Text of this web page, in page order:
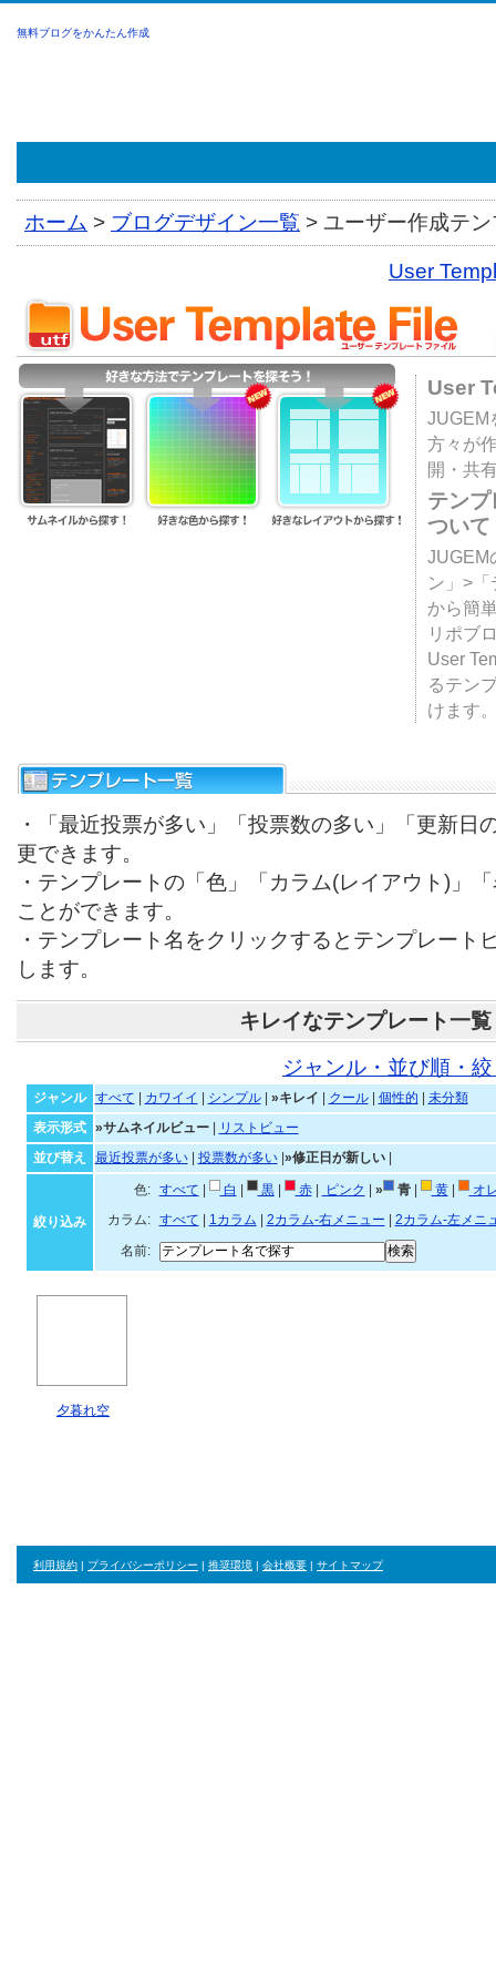
無料ブログをかんたん作成
ホーム > ブログデザイン一覧 > ユーザー作成テ
User
User
JUGEM
方々が
開・共
テン
ついて
JUGEM
ン」>
から簡
リポブ
User
るテン
けます
・「最近投票が多い」「投票数の多い」「更新日
更できます。
・テンプレートの「色」「カラム(レイアウト)」
ことができます。
・テンプレート名をクリックするとテンプレート
します。
キレイなテンプレート一覧
ジャンル・並び順・
ジャンル すべて カワイイ シンプル| »キレイ クール| 個性的
未分類
表示形式
»サムネイルビュー|
リストビュー
並び替え
最近投票が多い| 投票数が多い| »修正日が新しい|
絞り込み
色: すべて 白 黒| 赤| ピンク|» 青| 黄|
カラム:
すべて 1カラム 2カラム-右メニュー
2カラム-左メニ
名前:
夕暮れ空
利用規約 | プライバシーポリシー | 推奨環境 | 会社概要 | サイトマップ